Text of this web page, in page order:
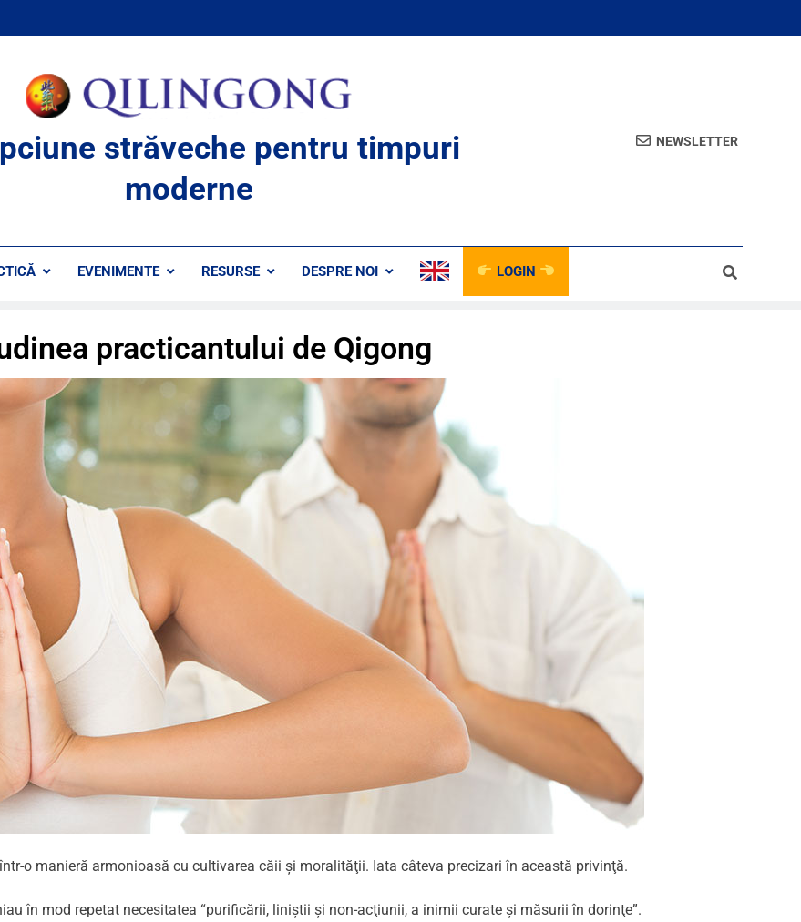
străveche pentru timpuri
moderne
NEWSLETTER
EVENIMENTE RESURSE DESPRE NOI LOGIN
practicantului de Qigong
o manieră armonioasă cu cultivarea căii şi moralităţii. Iata câteva precizari în această privinţă.
în mod repetat necesitatea “purificării, liniştii şi non-acţiunii, a inimii curate şi măsurii în dorinţe”.